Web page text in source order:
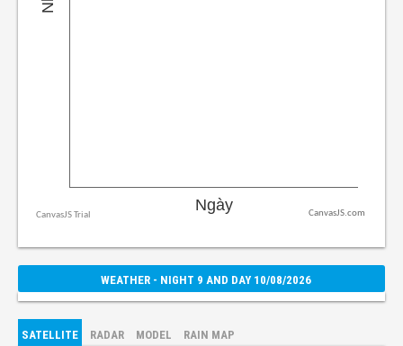
CanvasJS.com
WEATHER - NIGHT 9 AND DAY 10/08/2026
SATELLITE RADAR MODEL RAIN MAP